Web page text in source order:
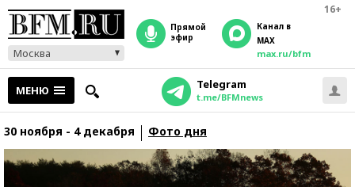
16+
Москва
прямой
эфир
Канал в
MAX
max.ru/bfm
МЕНЮ Telegram
t.me/BFMnews
30 ноября - 4 декабря Фото дня